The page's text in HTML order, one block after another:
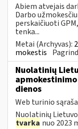
Abiem atvejais
Darbo
perskaičiuoti
tenka...
Metai (Archyvas):
mokestis
Nuolatinių
apmokestinimo
dienos
Web turinio
Nuolatinių
tvarka nuo 2023